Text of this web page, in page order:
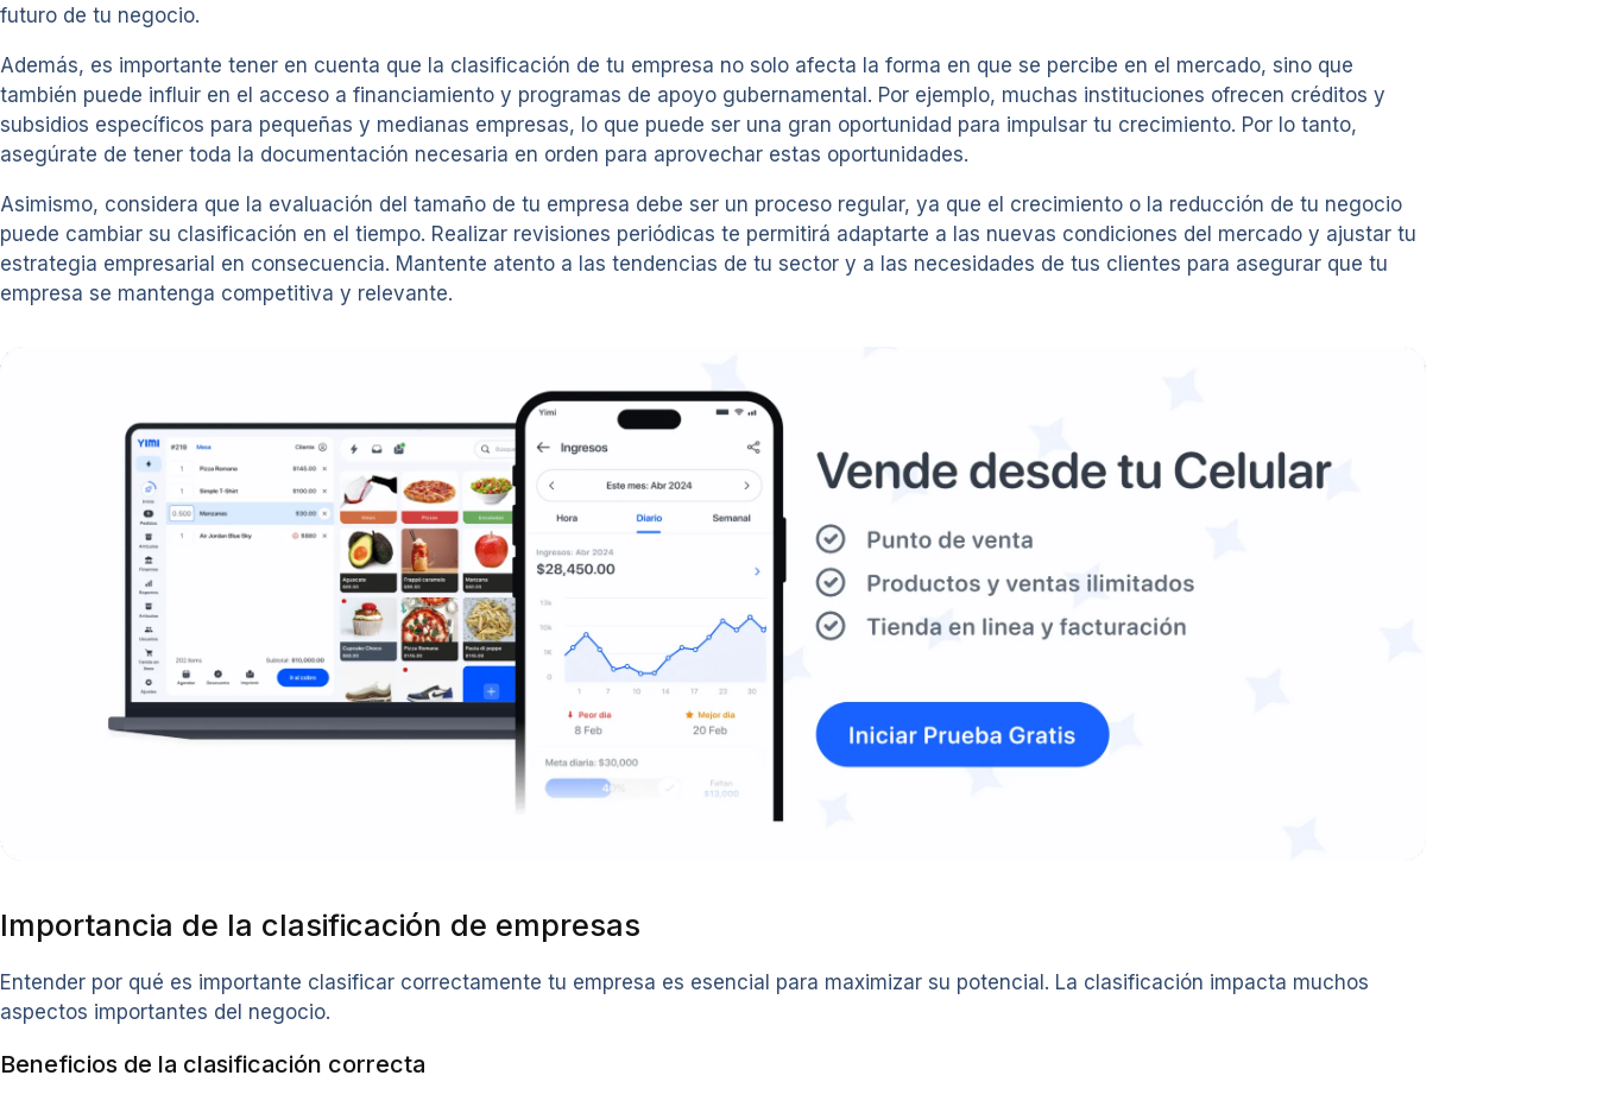
futuro de tu negocio.
Además, es importante tener en cuenta que la clasificación de tu empresa no solo afecta la forma en que se percibe en el mercado, sino que
también puede influir en el acceso a financiamiento y programas de apoyo gubernamental. Por ejemplo, muchas instituciones ofrecen créditos y
subsidios específicos para pequeñas y medianas empresas, lo que puede ser una gran oportunidad para impulsar tu crecimiento. Por lo tanto,
asegúrate de tener toda la documentación necesaria en orden para aprovechar estas oportunidades.
Asimismo, considera que la evaluación del tamaño de tu empresa debe ser un proceso regular, ya que el crecimiento o la reducción de tu negocio
puede cambiar su clasificación en el tiempo. Realizar revisiones periódicas te permitirá adaptarte a las nuevas condiciones del mercado y ajustar tu
estrategia empresarial en consecuencia. Mantente atento a las tendencias de tu sector y a las necesidades de tus clientes para asegurar que tu
empresa se mantenga competitiva y relevante.
Importancia de la clasificación de empresas
Entender por qué es importante clasificar correctamente tu empresa es esencial para maximizar su potencial. La clasificación impacta muchos
aspectos importantes del negocio.
Beneficios de la clasificación correcta